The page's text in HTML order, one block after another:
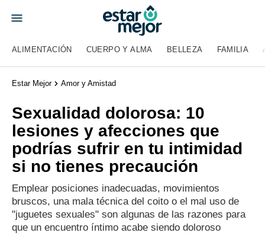
ALIMENTACIÓN CUERPO Y ALMA BELLEZA FAMILIA
Estar Mejor Amor y Amistad
Sexualidad dolorosa: 10
lesiones y afecciones que
podrías sufrir en tu intimidad
si no tienes precaución
Emplear posiciones inadecuadas, movimientos
bruscos, una mala técnica del coito o el mal uso de
"juguetes sexuales" son algunas de las razones para
que un encuentro íntimo acabe siendo doloroso